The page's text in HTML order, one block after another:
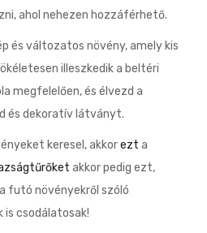
ahol nehezen hozzáférhető.
és változatos növény, amely kis
illeszkedik a beltéri
megfelelően, és élvezd a
és dekoratív látványt.
keresel, akkorezt a
akkor pedig ezt,
futó növényekről szóló
is csodálatosak!